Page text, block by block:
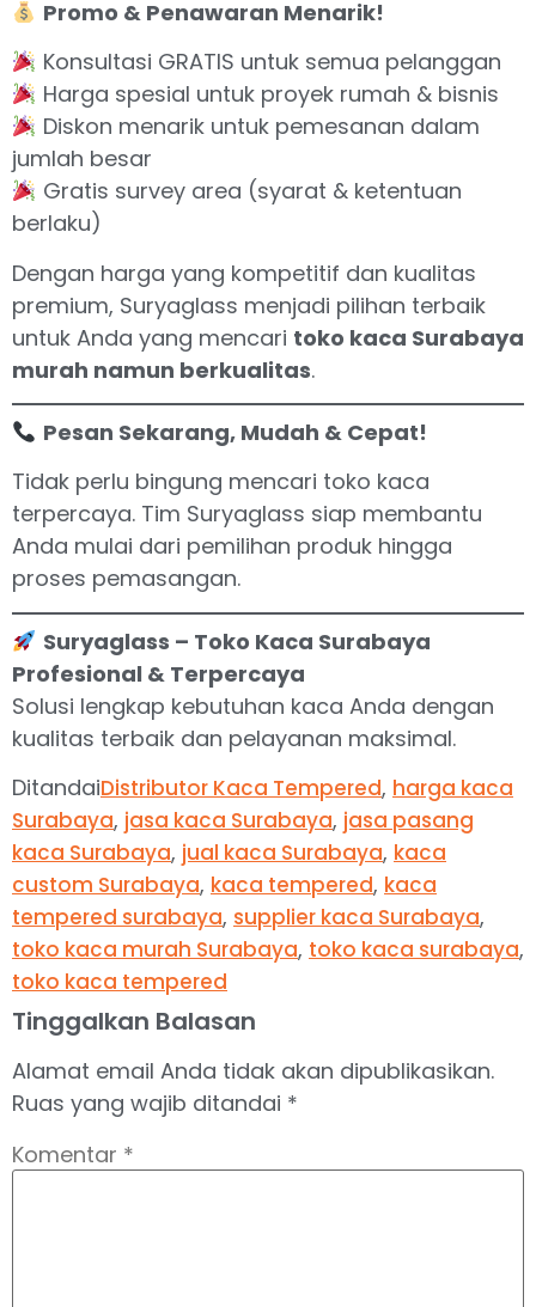
Promo & Penawaran Menarik!
Konsultasi GRATIS untuk semua pelanggan
Harga spesial untuk proyek rumah & bisnis
Diskon menarik untuk pemesanan dalam
jumlah besar
Gratis survey area (syarat & ketentuan
berlaku)
Dengan harga yang kompetitif dan kualitas
premium, Suryaglass menjadi pilihan terbaik
untuk Anda yang mencari toko kaca Surabaya
murah namun berkualitas.
Pesan Sekarang, Mudah & Cepat!
Tidak perlu bingung mencari toko kaca
terpercaya. Tim Suryaglass siap membantu
Anda mulai dari pemilihan produk hingga
proses pemasangan.
Suryaglass – Toko Kaca Surabaya
Profesional & Terpercaya
Solusi lengkap kebutuhan kaca Anda dengan
kualitas terbaik dan pelayanan maksimal.
DitandaiDistributor Kaca Tempered, harga kaca
Surabaya, jasa kaca Surabaya, jasa pasang
kaca Surabaya, jual kaca Surabaya, kaca
custom Surabaya, kaca tempered, kaca
tempered surabaya, supplier kaca Surabaya,
toko kaca murah Surabaya, toko kaca surabaya,
toko kaca tempered
Tinggalkan Balasan
Alamat email Anda tidak akan dipublikasikan.
Ruas yang wajib ditandai *
Komentar *